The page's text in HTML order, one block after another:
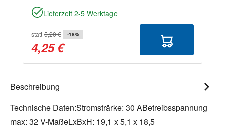
Lieferzeit 2-5 Werktage
statt 5,20 € -18%
4,25 €
Beschreibung
Technische Daten:Stromsträrke: 30 ABetreibsspannung
max: 32 V-MaßeLxBxH: 19,1 x 5,1 x 18,5